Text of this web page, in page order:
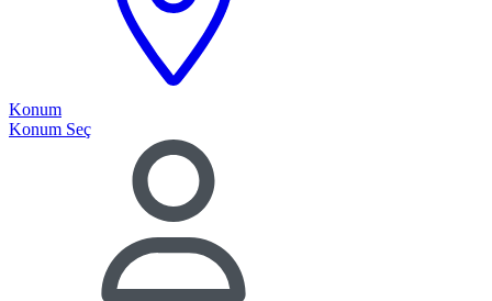
Konum
Konum Seç